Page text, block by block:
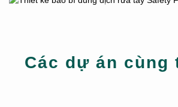
Các dự án cùng